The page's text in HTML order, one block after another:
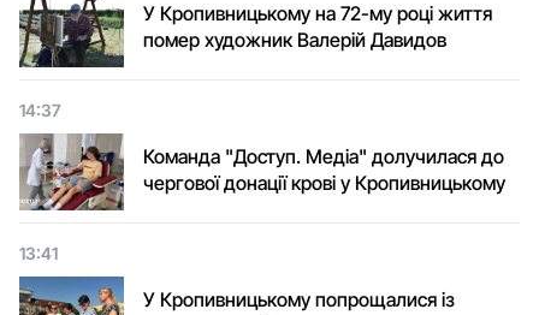
У Кропивницькому на 72-му році життя
помер художник Валерій Давидов
14:37
Команда "Доступ. Медіа" долучилася до
чергової донації крові у Кропивницькому
13:41
У Кропивницькому попрощалися із